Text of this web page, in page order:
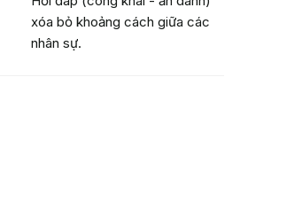
xóa bỏ khoảng cách giữa các
nhân sự.